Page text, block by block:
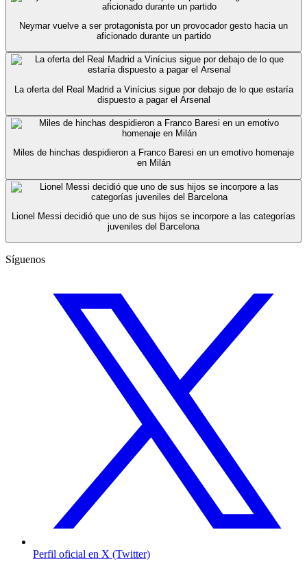
Neymar vuelve a ser protagonista por un provocador gesto hacia un
aficionado durante un partido
La oferta del Real Madrid a Vinícius sigue por debajo de lo que estaría
dispuesto a pagar el Arsenal
Miles de hinchas despidieron a Franco Baresi en un emotivo homenaje
en Milán
Lionel Messi decidió que uno de sus hijos se incorpore a las categorías
juveniles del Barcelona
Síguenos
Perfil oficial en X (Twitter)